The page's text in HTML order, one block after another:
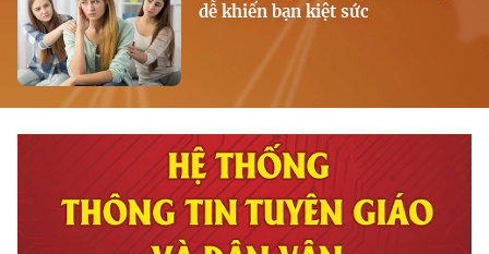
dễ khiến bạn kiệt sức